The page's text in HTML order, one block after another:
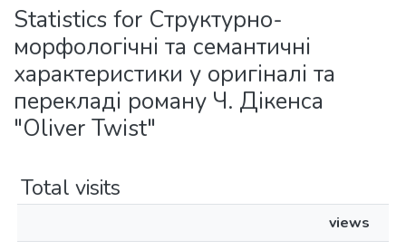
Collections
All of DSpace
Statistics for Структурно-
морфологічні та семантичні
характеристики у оригіналі та
перекладі роману Ч. Дікенса
"Oliver Twist"
Total visits
views